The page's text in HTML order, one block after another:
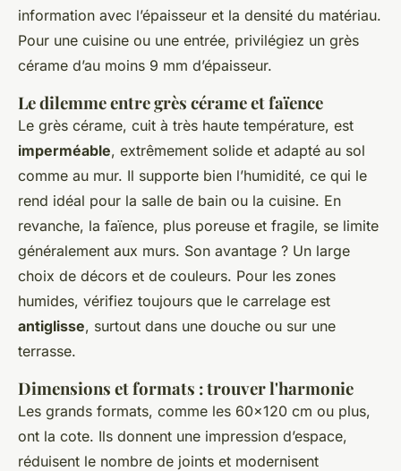
information avec l’épaisseur et la densité du matériau.
Pour une cuisine ou une entrée, privilégiez un grès
cérame d’au moins 9 mm d’épaisseur.
Le dilemme entre grès cérame et faïence
Le grès cérame, cuit à très haute température, est
imperméable, extrêmement solide et adapté au sol
comme au mur. Il supporte bien l’humidité, ce qui le
rend idéal pour la salle de bain ou la cuisine. En
revanche, la faïence, plus poreuse et fragile, se limite
généralement aux murs. Son avantage ? Un large
choix de décors et de couleurs. Pour les zones
humides, vérifiez toujours que le carrelage est
antiglisse, surtout dans une douche ou sur une
terrasse.
Dimensions et formats : trouver l'harmonie
Les grands formats, comme les 60x120 cm ou plus,
ont la cote. Ils donnent une impression d’espace,
réduisent le nombre de joints et modernisent